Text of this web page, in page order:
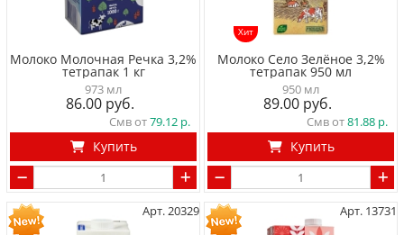
Молоко Молочная Речка 3,2%
тетрапак 1 кг
973 мл
86.00
Смв от79.12
Купить
Хит
Молоко Село Зелёное 3,2%
тетрапак 950 мл
950 мл
89.00
Смв от81.88
Купить
Арт. 20329 Арт. 13731